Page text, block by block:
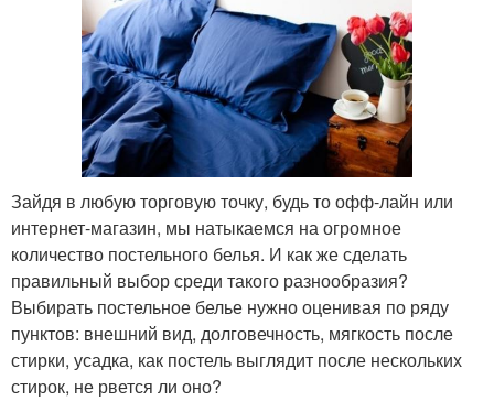
Зайдя в любую торговую точку, будь то офф-лайн или
интернет-магазин, мы натыкаемся на огромное
количество постельного белья. И как же сделать
правильный выбор среди такого разнообразия?
Выбирать постельное белье нужно оценивая по ряду
пунктов: внешний вид, долговечность, мягкость после
стирки, усадка, как постель выглядит после нескольких
стирок, не рвется ли оно?